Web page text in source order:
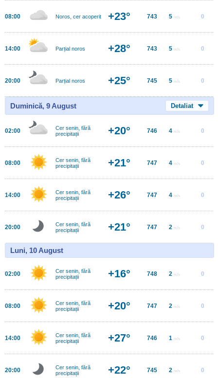
08:00 Noros, cer acoperit +23° 743 5 m/s 0
14:00 Parțial noros +28° 743 5 m/s 0
20:00 Parțial noros +25° 745 5 m/s 0
Duminică, 9 August Detaliat
02:00
Cer senin, fără
precipitații
+20° 746 4 m/s 0
08:00
Cer senin, fără
precipitații
+21° 747 4 m/s 0
14:00
Cer senin, fără
precipitații
+26° 747 4 m/s 0
20:00
Cer senin, fără
precipitații
+21° 747 2 m/s 0
Luni, 10 August
02:00
Cer senin, fără
precipitații
+16° 748 2 m/s 0
08:00
Cer senin, fără
precipitații
+20° 747 2 m/s 0
14:00
Cer senin, fără
precipitații
+27° 746 1 m/s 0
20:00
Cer senin, fără
precipitații
+22° 745 2 m/s 0